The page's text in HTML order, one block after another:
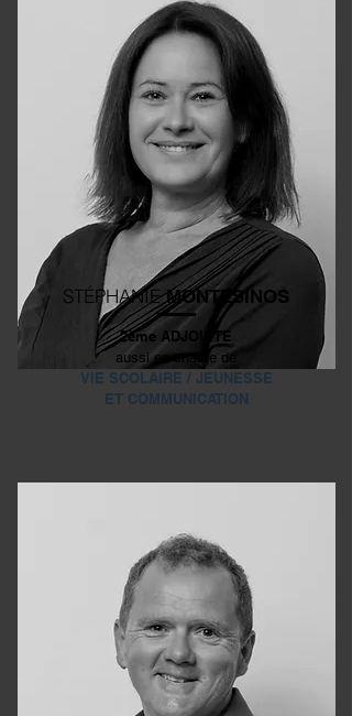
STÉPHANIEMONTESINOS
2ème ADJOINTE
aussi en charge de
VIE SCOLAIRE / JEUNESSE
ET COMMUNICATION